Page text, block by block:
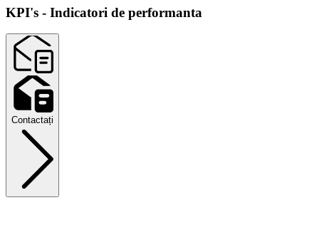
KPI's - Indicatori de performanta
Contactați